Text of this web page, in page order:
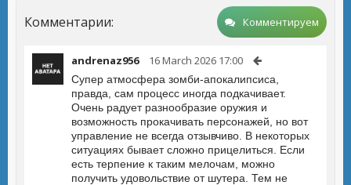
Комментарии: Комментируем
andrenaz956 16 March 2026 17:00
Супер атмосфера зомби-апокалипсиса,
правда, сам процесс иногда подкачивает.
Очень радует разнообразие оружия и
возможность прокачивать персонажей, но вот
управление не всегда отзывчиво. В некоторых
ситуациях бывает сложно прицелиться. Если
есть терпение к таким мелочам, можно
получить удовольствие от шутера. Тем не